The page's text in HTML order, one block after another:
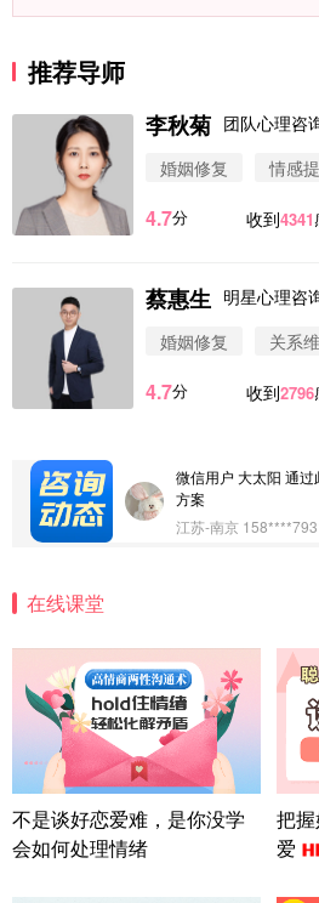
推荐导师
李秋菊 团队心理咨
婚姻修复
情感
4.7分 收到4341
蔡惠生 明星心理咨
婚姻修复
关系
4.7分 收到2796
微信用户 圆圈 通过此
案
微信用户 Vnno 通过
微信用户 大太阳 通
方案
江苏-南京
情感方案
北京-朝阳
微信用户 巧?媚儿 通
方案
上海-浦东 177****9074
微信用户 Liberty 通
方案
广东-广州
在线课堂
不是谈好恋爱难，是你没学
会如何处理情绪
把
爱